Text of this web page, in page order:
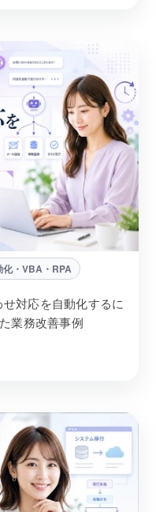
化・VBA・RPA
対応を自動化するに
業務改善事例